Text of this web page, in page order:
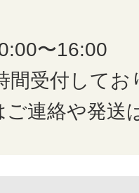
〜16:00
間受付してお
ご連絡や発送